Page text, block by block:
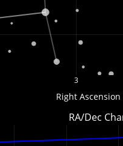
3
Right
RA/Dec